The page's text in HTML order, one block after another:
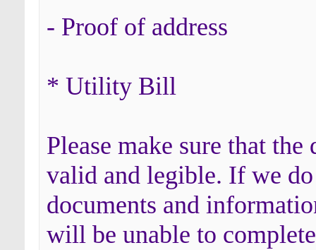
- Proof of address
* Utility Bill
Please make sure that
valid and legible. If we
documents and
will be unable to